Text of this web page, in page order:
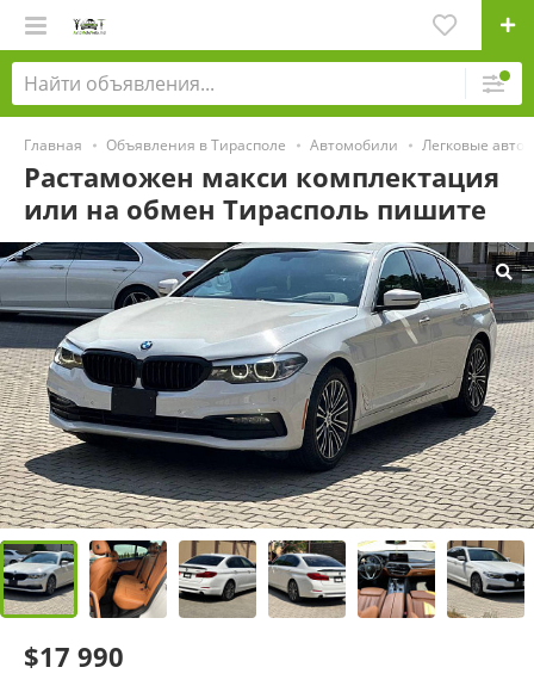
Главная Объявления в Тирасполе Автомобили Легковые
Растаможен макси комплектация
или на обмен Тирасполь пишите
$17 990